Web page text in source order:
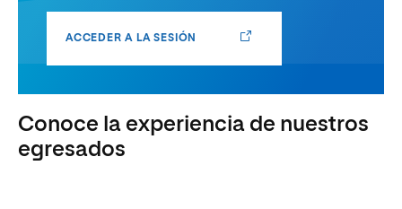
ACCEDER A LA SESIÓN
Conoce la experiencia de nuestros
egresados